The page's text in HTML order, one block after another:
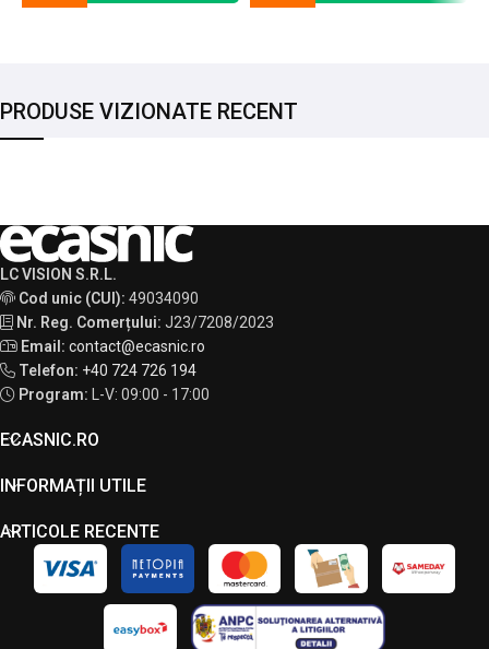
PRODUSE VIZIONATE RECENT
LC VISION S.R.L.
Cod unic (CUI): 49034090
Nr. Reg. Comerțului: J23/7208/2023
Email: contact@ecasnic.ro
Telefon: +40 724 726 194
Program:
L-V: 09:00 - 17:00
ECASNIC.RO
INFORMAȚII UTILE
ARTICOLE RECENTE